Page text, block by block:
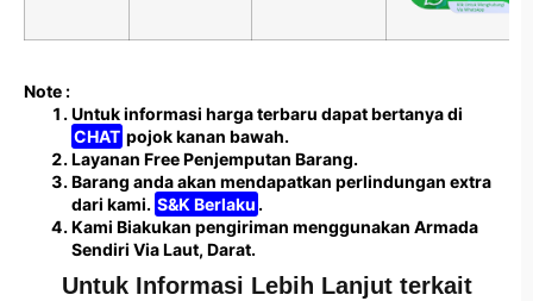
Note :
Untuk informasi harga terbaru dapat bertanya di
CHAT pojok kanan bawah.
Layanan Free Penjemputan Barang.
Barang anda akan mendapatkan perlindungan extra
dari kami. S&K Berlaku .
Kami Biakukan pengiriman menggunakan Armada
Sendiri Via Laut, Darat.
Untuk Informasi Lebih Lanjut terkait